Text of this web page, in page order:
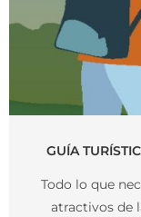
GUÍA
Todo lo que
atractivos de